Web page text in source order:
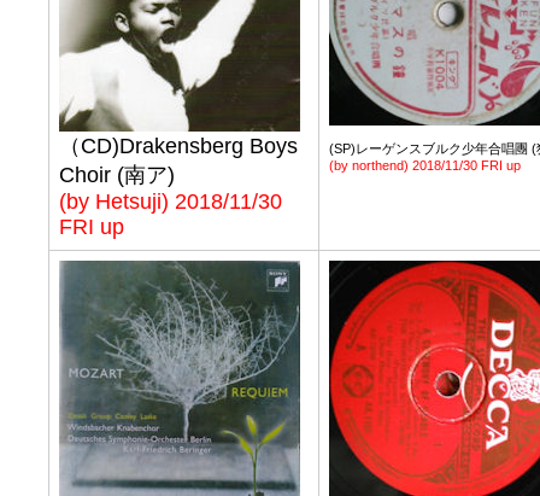
（CD)Drakensberg Boys
Choir (南ア)
(by Hetsuji) 2018/11/30
FRI up
(SP)レーゲンスブルク少年合唱團 (
(by northend) 2018/11/30 FRI up